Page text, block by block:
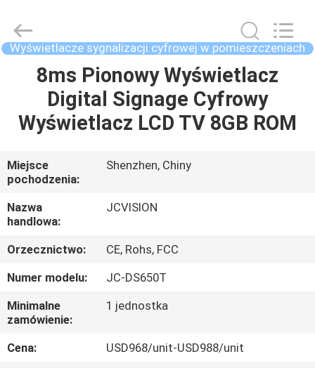
DOM
PRODUKTY
O
NAS
WYCIECZKA
PO
FABRYCE
KONTROLA
JAKOŚCI
Interactive
Technology
Co.,
Ltd..Wyświetlacze sygnalizacji cyfrowej w pomieszczeniach
8ms Pionowy Wyświetlacz
Digital Signage Cyfrowy
Wyświetlacz LCD TV 8GB ROM
Miejsce
pochodzenia:
Shenzhen, Chiny
Nazwa
handlowa:
JCVISION
Orzecznictwo:
CE, Rohs, FCC
Numer modelu:
JC-DS650T
Minimalne
zamówienie:
1 jednostka
Cena:
USD968/unit-USD988/unit